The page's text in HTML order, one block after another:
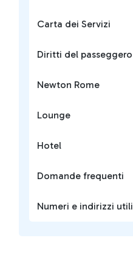
Carta dei Servizi
Diritti del passeggero
Newton Rome
Lounge
Hotel
Domande frequenti
Numeri e indirizzi utili